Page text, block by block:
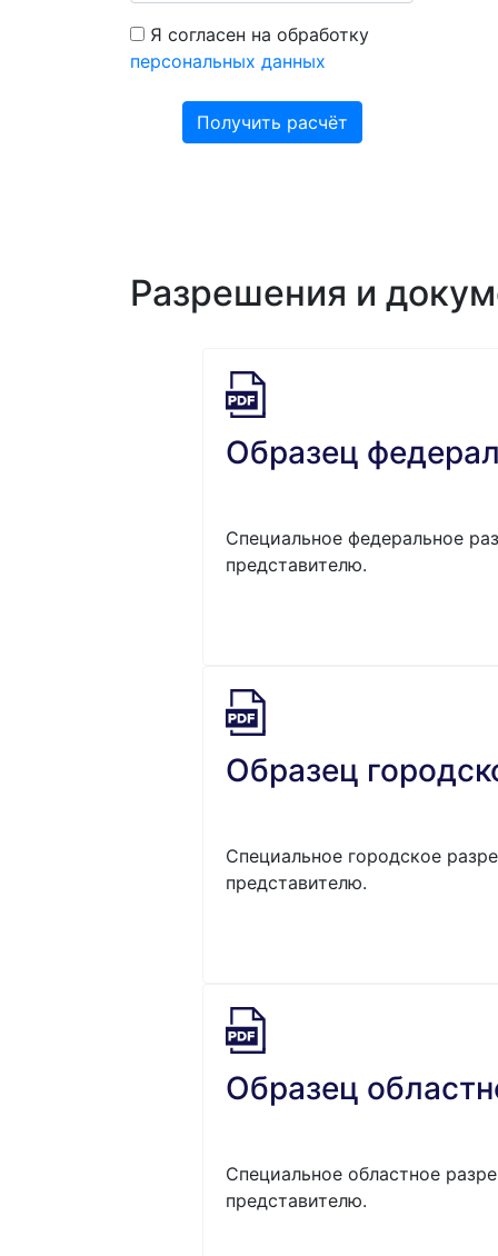
Я согласен на обработку
персональных данных
Получить расчёт
Разрешения и
Образец
Специальное федеральное
представителю.
Образец
Специальное городское
представителю.
Образец
Специальное областное
представителю.